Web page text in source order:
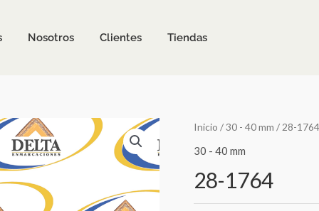
Nosotros Clientes Tiendas
Inicio /30 - 40 mm / 28-1764
30 - 40 mm
28-1764